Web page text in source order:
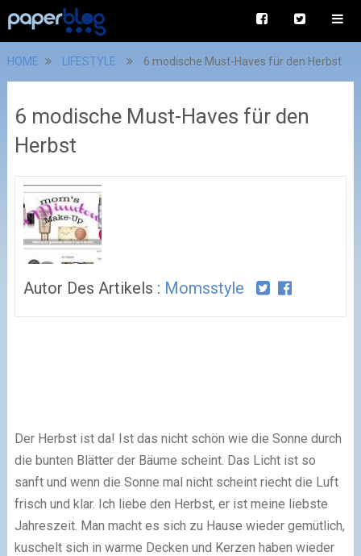
HOME LIFESTYLE 6 modische Must-Haves für den Herbst
6 modische Must-Haves für den
Herbst
Autor Des Artikels : Momsstyle
Der Herbst ist da! Ist das nicht schön wie die Sonne durch
die bunten Blätter der Bäume scheint. Das Licht ist so
sanft und wenn die Sonne mal nicht scheint riecht die Luft
frisch und klar. Ich liebe den Herbst, er ist meine liebste
Jahreszeit. Man macht es sich zu Hause wieder gemütlich,
kuschelt sich in warme Decken und Kerzen haben wieder